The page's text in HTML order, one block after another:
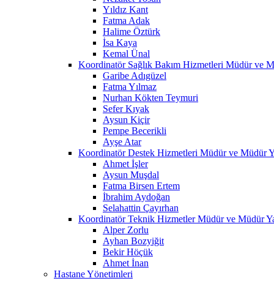
Yıldız Kant
Fatma Adak
Halime Öztürk
İsa Kaya
Kemal Ünal
Koordinatör Sağlık Bakım Hizmetleri Müdür ve
Garibe Adıgüzel
Fatma Yılmaz
Nurhan Kökten Teymuri
Sefer Kıyak
Aysun Kiçir
Pempe Becerikli
Ayşe Atar
Koordinatör Destek Hizmetleri Müdür ve Müdür
Ahmet İşler
Aysun Muşdal
Fatma Birsen Ertem
İbrahim Aydoğan
Selahattin Çayırhan
Koordinatör Teknik Hizmetler Müdür ve Müdür
Alper Zorlu
Ayhan Bozyiğit
Bekir Höçük
Ahmet İnan
Hastane Yönetimleri